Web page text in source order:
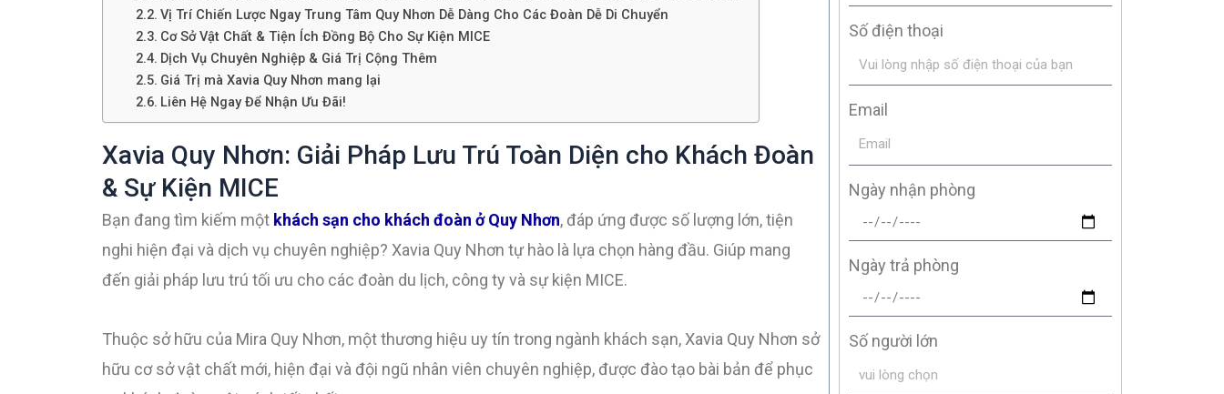
Vị Trí Chiến Lược Ngay Trung Tâm Quy Nhơn Dễ Dàng Cho Các Đoàn Dễ Di Chuyển
Cơ Sở Vật Chất & Tiện Ích Đồng Bộ Cho Sự Kiện MICE
Dịch Vụ Chuyên Nghiệp & Giá Trị Cộng Thêm
Giá Trị mà Xavia Quy Nhơn mang lại
Liên Hệ Ngay Để Nhận Ưu Đãi!
Xavia Quy Nhơn: Giải Pháp Lưu Trú Toàn Diện cho Khách Đoàn
& Sự Kiện MICE
Bạn đang tìm kiếm một khách sạn cho khách đoàn ở Quy Nhơn, đáp ứng được số lượng lớn, tiện
nghi hiện đại và dịch vụ chuyên nghiệp? Xavia Quy Nhơn tự hào là lựa chọn hàng đầu. Giúp mang
đến giải pháp lưu trú tối ưu cho các đoàn du lịch, công ty và sự kiện MICE.
Thuộc sở hữu của Mira Quy Nhơn, một thương hiệu uy tín trong ngành khách sạn, Xavia Quy Nhơn sở
hữu cơ sở vật chất mới, hiện đại và đội ngũ nhân viên chuyên nghiệp, được đào tạo bài bản để phục
Số điện thoại
Email
Ngày nhận phòng
Ngày trả phòng
Số người lớn